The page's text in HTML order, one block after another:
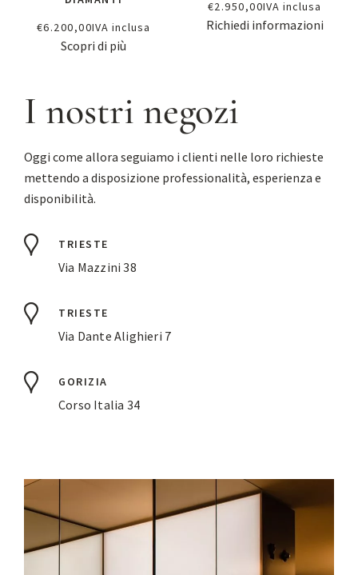
€6.200,00IVA inclusa
Scopri di più
€2.950,00IVA inclusa
Richiedi informazioni
I nostri negozi
Oggi come allora seguiamo i clienti nelle loro richieste
mettendo a disposizione professionalità, esperienza e
disponibilità.
TRIESTE
Via Mazzini 38
TRIESTE
Via Dante Alighieri 7
GORIZIA
Corso Italia 34